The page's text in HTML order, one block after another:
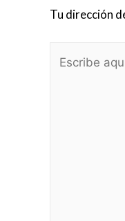
Tu dirección